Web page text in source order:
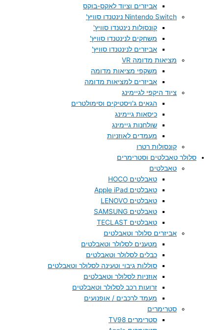
אביזרים וציוד לאקס-בוקס
Nintendo Switch נינטנדו סוויץ'
קונסולות נינטנדו סוויץ'
משחקים לנינטנדו סוויץ'
אביזרים לנינטנדו סוויץ'
מציאות מדומה VR
משקפי מציאות מדומה
אביזרים למציאות מדומה
ציוד היקפי לגיימינג
הגאים ג'ויסטיקים וסימולטרים
כיסאות גיימינג
שולחנות גיימינג
מעמדים לאוזניות
קונסולות רטרו
סלולר טאבלטים וסטרימרים
טאבלטים
טאבלטים HOCO
טאבלטים Apple iPad
טאבלטים LENOVO
טאבלטים SAMSUNG
טאבלטים TECLAST
אביזרים סלולר וטאבלטים
מטענים לסלולר וטאבלטים
כבלים לסלולר וטאבלטים
סוללות גיבוי וטעינה לסלולר וטאבלטים
אוזניות לסלולר וטאבלטים
זרועות רכב לסלולר וטאבלטים
מעמד לרכבים / אופנועים
סטרימרים
סטרימרים TV98